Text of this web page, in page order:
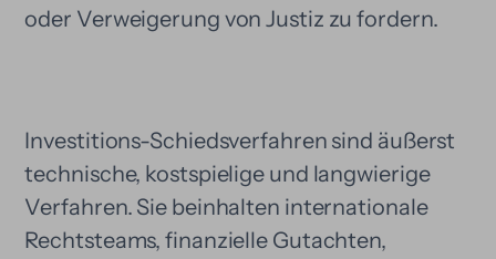
oder Verweigerung von Justiz zu fordern.
Investitions-Schiedsverfahren sind äußerst
technische, kostspielige und langwierige
Verfahren. Sie beinhalten internationale
Rechtsteams, finanzielle Gutachten,